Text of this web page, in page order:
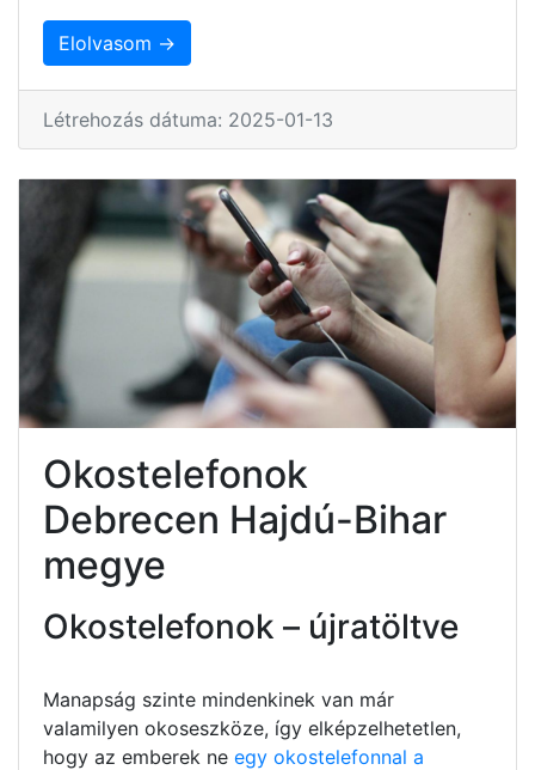
Elolvasom →
Létrehozás dátuma: 2025-01-13
Okostelefonok
Debrecen Hajdú-Bihar
megye
Okostelefonok – újratöltve
Manapság szinte mindenkinek van már
valamilyen okoseszköze, így elképzelhetetlen,
hogy az emberek ne egy okostelefonnal a